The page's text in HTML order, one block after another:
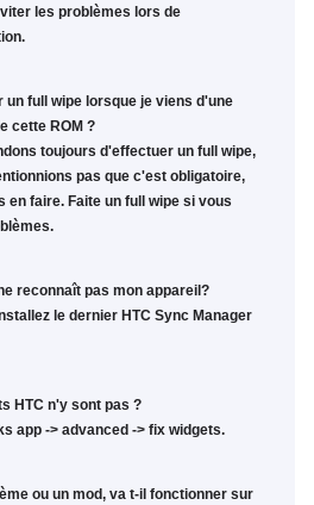
les problèmes lors de
un full wipe lorsque je viens d'une
cette ROM ?
toujours d'effectuer un full wipe,
pas que c'est obligatoire,
en faire. Faite un full wipe si vous
reconnaît pas mon appareil?
le dernier HTC Sync Manager
HTC n'y sont pas ?
app -> advanced -> fix widgets.
ou un mod, va t-il fonctionner sur